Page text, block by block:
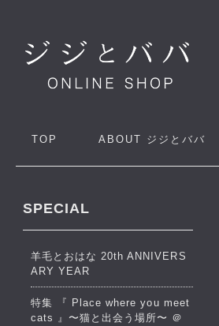
TOP ABOUT ジジとババ
SPECIAL
羊毛とおはな 20th ANNIVERS
ARY YEAR
特集 『 Place where you meet
cats 』〜猫と出会う場所〜 ＠